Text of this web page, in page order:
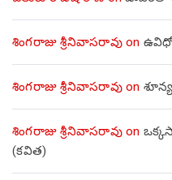
శింగరాజు శ్రీనివాసరావుon
శింగరాజు శ్రీనివాసరావుon
శింగరాజు శ్రీనివాసరావుon
(కవిత)